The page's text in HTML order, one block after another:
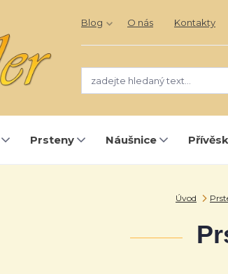
Blog O nás Kontakty
Prsteny Náušnice
Úvod